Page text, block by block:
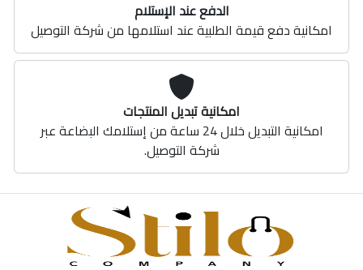
الدفع عند الإستلام
امكانية دفع قيمة الطلبية عند استلامها من شركة التوصيل
امكانية تبديل المنتجات
امكانية التبديل خلال 24 ساعة من إستلامك البضاعة عبر
شركة التوصيل.